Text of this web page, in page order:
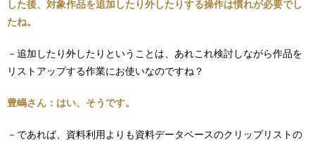
した後、対象作品を追加したり外したりする操作は慣れが必要でし
たね。
－追加したり外したりということは、あれこれ検討しながら作品を
リストアップする作業にお使いなのですね？
豊嶋さん：はい、そうです。
－であれば、資料利用よりも資料データベースのクリップリストの